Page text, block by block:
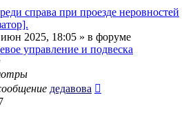
справа при проезде неровностей
2025, 18:05 » в форуме
управление и подвеска
дедавова